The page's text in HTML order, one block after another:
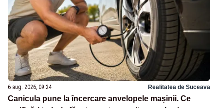
6 aug. 2026, 09:24 Realitatea de Suceava
Canicula pune la încercare anvelopele mașinii. Ce